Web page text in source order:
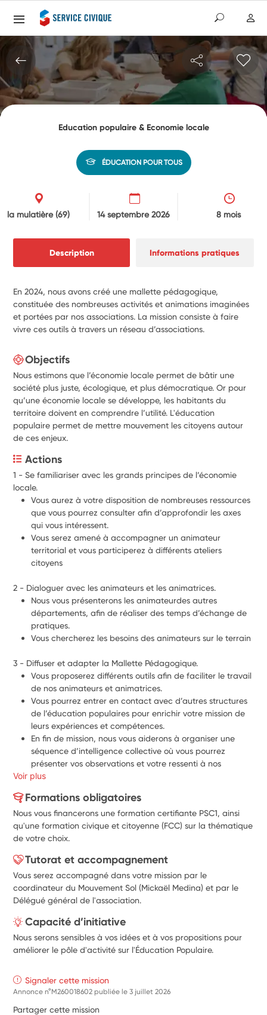
Education populaire & Economie locale
ÉDUCATION POUR TOUS
la mulatière(69) 14 septembre 2026 8 mois
Description Informations pratiques
En 2024, nous avons créé une mallette pédagogique,
constituée des nombreuses activités et animations imaginées
et portées par nos associations. La mission consiste à faire
vivre ces outils à travers un réseau d’associations.
Objectifs
Nous estimons que l’économie locale permet de bâtir une
société plus juste, écologique, et plus démocratique. Or pour
qu’une économie locale se développe, les habitants du
territoire doivent en comprendre l’utilité. L'éducation
populaire permet de mettre mouvement les citoyens autour
de ces enjeux.
Actions
1 - Se familiariser avec les grands principes de l’économie
locale.
Vous aurez à votre disposition de nombreuses ressources
que vous pourrez consulter afin d’approfondir les axes
qui vous intéressent.
Vous serez amené à accompagner un animateur
territorial et vous participerez à différents ateliers
citoyens
2 - Dialoguer avec les animateurs et les animatrices.
Nous vous présenterons les animateurdes autres
départements, afin de réaliser des temps d’échange de
Vous chercherez les besoins des animateurs sur le terrain
3 - Diffuser et adapter la Mallette Pédagogique.
Vous proposerez différents outils afin de faciliter le travail
de nos animateurs et animatrices.
Vous pourrez entrer en contact avec d’autres structures
de l’éducation populaires pour enrichir votre mission de
leurs expériences et compétences.
En fin de mission, nous vous aiderons à organiser une
séquence d’intelligence collective où vous pourrez
présenter vos observations et votre ressenti à nos
équipes.
Voir plus
Formations obligatoires
Nous vous financerons une formation certifiante PSC1, ainsi
qu'une formation civique et citoyenne (FCC) sur la thématique
de votre choix.
Tutorat et accompagnement
Vous serez accompagné dans votre mission par le
coordinateur du Mouvement Sol (Mickaël Medina) et par le
Délégué général de l'association.
Capacité d’initiative
Nous serons sensibles à vos idées et à vos propositions pour
améliorer le pôle d'activité sur l'Éducation Populaire.
Signaler cette mission
Annonce n°M260018602 publiée le3 juillet 2026
Partager cette mission